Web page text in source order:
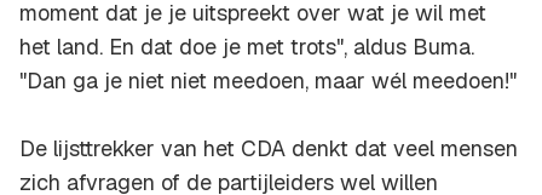
moment dat je je uitspreekt over wat je wil met
het land. En dat doe je met trots", aldus Buma.
"Dan ga je niet niet meedoen, maar wél meedoen!"
De lijsttrekker van het CDA denkt dat veel mensen
zich afvragen of de partijleiders wel willen